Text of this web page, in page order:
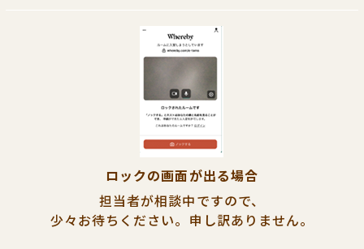
ロックの画面が出る場合
担当者が相談中ですので、
少々お待ちください。 申し訳ありません。